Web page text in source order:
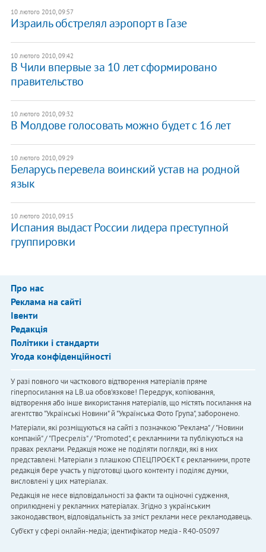
10 лютого 2010, 09:57
Израиль обстрелял аэропорт в Газе
10 лютого 2010, 09:42
В Чили впервые за 10 лет сформировано
правительство
10 лютого 2010, 09:32
В Молдове голосовать можно будет с 16 лет
10 лютого 2010, 09:29
Беларусь перевела воинский устав на родной
язык
10 лютого 2010, 09:15
Испания выдаст России лидера преступной
группировки
Про нас
Реклама на сайті
Івенти
Редакція
Політики і стандарти
Угода конфіденційності
У разі повного чи часткового відтворення матеріалів пряме
гіперпосилання на LB.ua обов'язкове! Передрук, копіювання,
відтворення або інше використання матеріалів, що містять посилання на
агентство "Українськi Новини" й "Українська Фото Група", заборонено.
Матеріали, які розміщуються на сайті з позначкою "Реклама" / "Новини
компаній" / "Пресреліз" / "Promoted", є рекламними та публікуються на
правах реклами. Редакція може не поділяти погляди, які в них
представлені. Матеріали з плашкою СПЕЦПРОЄКТ є рекламними, проте
редакція бере участь у підготовці цього контенту і поділяє думки,
висловлені у цих матеріалах.
Редакція не несе відповідальності за факти та оціночні судження,
оприлюднені у рекламних матеріалах. Згідно з українським
законодавством, відповідальність за зміст реклами несе рекламодавець.
Cуб'єкт у сфері онлайн-медіа; ідентифікатор медіа - R40-05097